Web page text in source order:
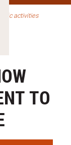
activities
TO